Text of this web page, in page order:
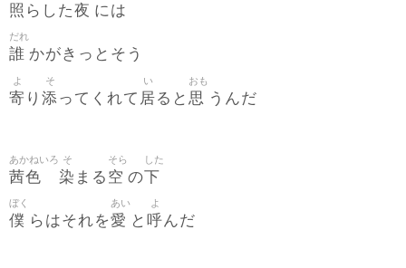
照 らした夜 には
誰
だれ
かがきっとそう
寄
よ
り 添
そ
ってくれて 居
い
ると 思
おも
うんだ
茜色
あかねいろ
染
そ
まる 空
そら
の下
した
僕
ぼく
らはそれを愛
あい
と 呼
よ
んだ